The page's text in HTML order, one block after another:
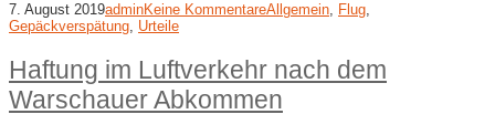
7. August 2019adminKeine KommentareAllgemein, Flug,
Gepäckverspätung, Urteile
Haftung im Luftverkehr nach dem
Warschauer Abkommen